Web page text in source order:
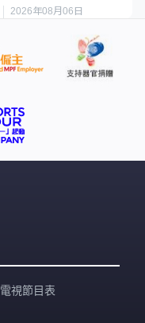
2026年08月06日
電視節目表